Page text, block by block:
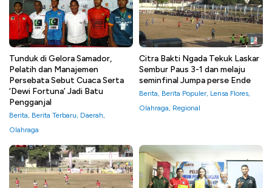
Tunduk di Gelora Samador,
Pelatih dan Manajemen
Persebata Sebut Cuaca Serta
‘Dewi Fortuna’ Jadi Batu
Pengganjal
Berita, Berita Terbaru, Daerah,
Olahraga
Citra Bakti Ngada Tekuk Laskar
Sembur Paus 3-1 dan melaju
seminfinal Jumpa perse Ende
Berita, Berita Populer, Lensa Flores,
Olahraga, Regional